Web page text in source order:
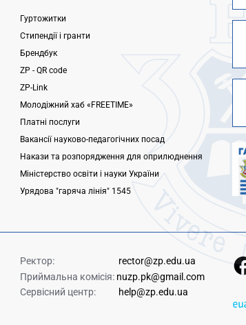
Гуртожитки
Стипендії і гранти
Брендбук
ZP - QR code
ZP-Link
Молодіжний хаб «FREETIME»
Платні послуги
Вакансії науково-педагогічних посад
Накази та розпорядження для оприлюднення
Міністерство освіти і науки України
Урядова "гаряча лінія" 1545
Ректор:
rector@zp.edu.ua
Приймальна комісія: nuzp.pk@gmail.com
Сервісний центр:
help@zp.edu.ua